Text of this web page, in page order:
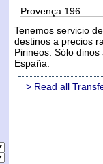
Provença 196
Tenemos servicio
destinos a precios
Pirineos. Sólo
España.
> Read all